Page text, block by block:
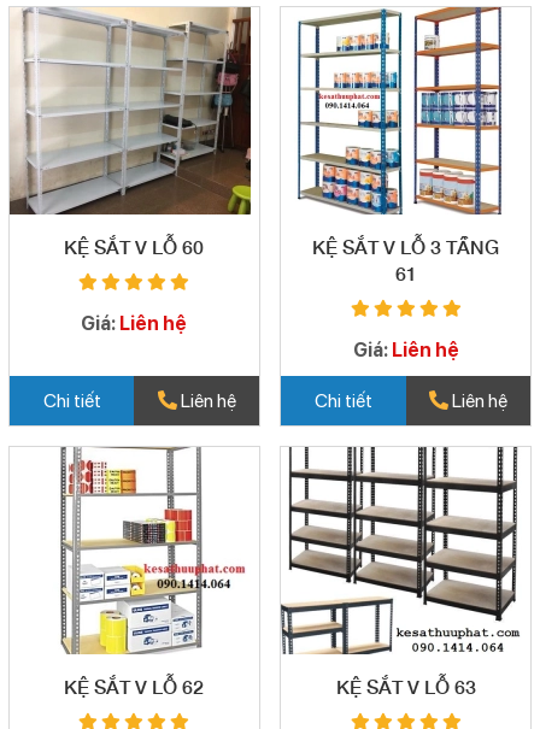
KỆ SẮT V LỖ 60
Giá: Liên hệ
Chi tiết Liên hệ
KỆ SẮT V LỖ 3 TẦNG
61
Giá: Liên hệ
Chi tiết Liên hệ
KỆ SẮT V LỖ 62 KỆ SẮT V LỖ 63